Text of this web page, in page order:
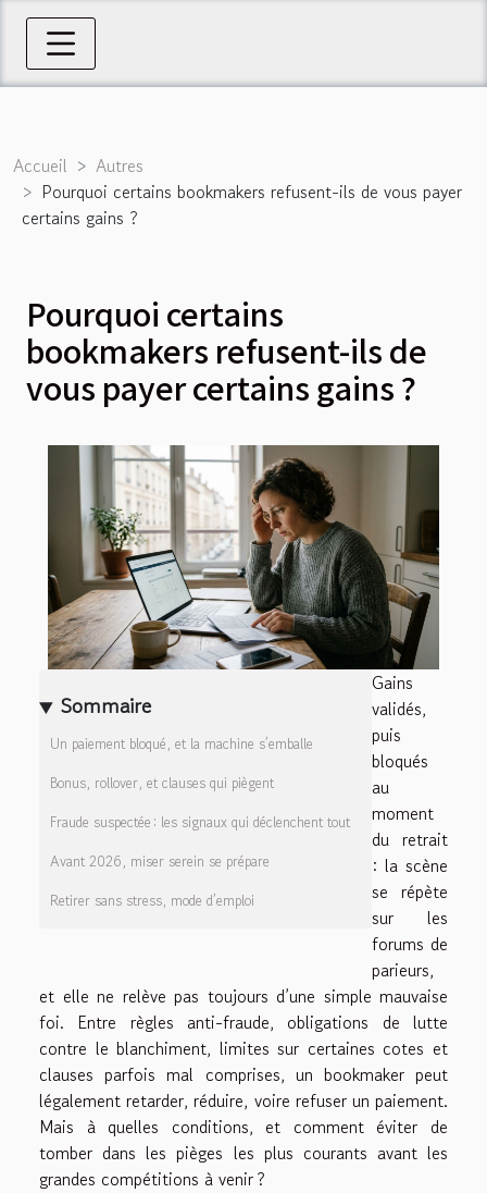
Accueil
Autres
Pourquoi certains bookmakers refusent-ils de vous payer
certains gains ?
Pourquoi certains
bookmakers refusent-ils de
vous payer certains gains ?
Sommaire
Un paiement bloqué, et la machine s’emballe
Bonus, rollover, et clauses qui piègent
Fraude suspectée : les signaux qui déclenchent tout
Avant 2026, miser serein se prépare
Retirer sans stress, mode d’emploi
Gains
validés,
puis
bloqués
au
moment
du retrait
: la scène
se répète
sur les
forums de
parieurs,
et elle ne relève pas toujours d’une simple mauvaise
foi. Entre règles anti-fraude, obligations de lutte
contre le blanchiment, limites sur certaines cotes et
clauses parfois mal comprises, un bookmaker peut
légalement retarder, réduire, voire refuser un paiement.
Mais à quelles conditions, et comment éviter de
tomber dans les pièges les plus courants avant les
grandes compétitions à venir ?